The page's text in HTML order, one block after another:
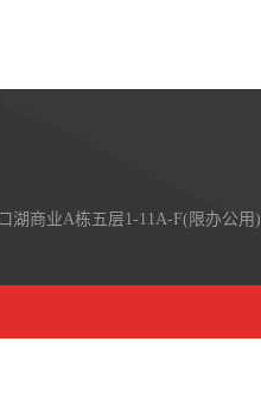
商业A栋五层1-11A-F(限办公用)